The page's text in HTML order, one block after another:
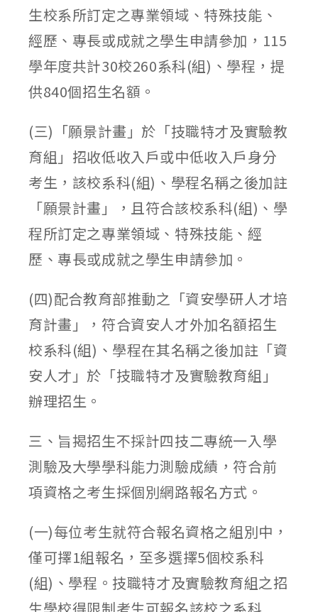
生校系所訂定之專業領域、特殊技能、
經歷、專長或成就之學生申請參加，115
學年度共計30校260系科(組)、學程，提
供840個招生名額。
(三)「願景計畫」於「技職特才及實驗教
育組」招收低收入戶或中低收入戶身分
考生，該校系科(組)、學程名稱之後加註
「願景計畫」，且符合該校系科(組)、學
程所訂定之專業領域、特殊技能、經
歷、專長或成就之學生申請參加。
(四)配合教育部推動之「資安學研人才培
育計畫」，符合資安人才外加名額招生
校系科(組)、學程在其名稱之後加註「資
安人才」於「技職特才及實驗教育組」
辦理招生。
三、旨揭招生不採計四技二專統一入學
測驗及大學學科能力測驗成績，符合前
項資格之考生採個別網路報名方式。
(一)每位考生就符合報名資格之組別中，
僅可擇1組報名，至多選擇5個校系科
(組)、學程。技職特才及實驗教育組之招